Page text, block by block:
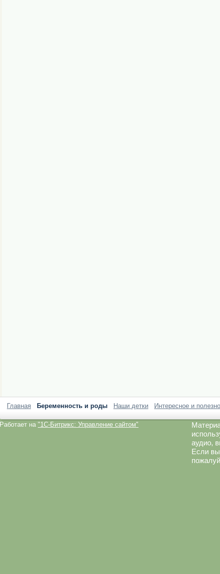
Главная Беременность и роды Наши детки Интересное и
Работает на "1C-Битрикс: Управление сайтом"
аудио,
Если вы